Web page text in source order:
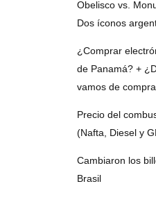
Obelisco vs.
Dos íconos
¿Comprar
de Panamá? +
vamos de
Precio del
(Nafta, Diesel y
Cambiaron los
Brasil